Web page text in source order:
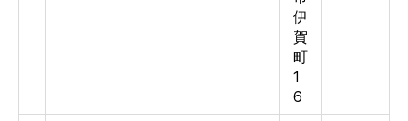
伊
賀
町
1
6